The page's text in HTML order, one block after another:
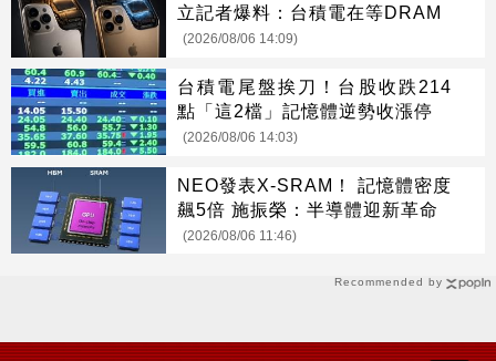
Recommended by
立記者爆料：台積電在等DRAM
(2026/08/06 14:09)
台積電尾盤挨刀！台股收跌214
點「這2檔」記憶體逆勢收漲停
(2026/08/06 14:03)
NEO發表X-SRAM！ 記憶體密度
飆5倍 施振榮：半導體迎新革命
(2026/08/06 11:46)